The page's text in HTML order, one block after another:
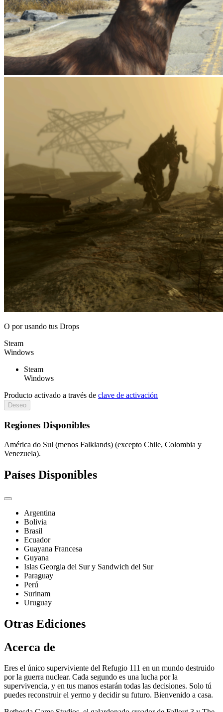
O porusando tus Drops
Steam
Windows
Steam
Windows
Producto activado a través de clave de activación
Deseo
Regiones Disponibles
América do Sul (menos Falklands) (excepto Chile, Colombia y
Venezuela).
Países Disponibles
Argentina
Bolivia
Brasil
Ecuador
Guayana Francesa
Guyana
Islas Georgia del Sur y Sandwich del Sur
Paraguay
Perú
Surinam
Uruguay
Otras Ediciones
Acerca de
Eres el único superviviente del Refugio 111 en un mundo destruido
por la guerra nuclear. Cada segundo es una lucha por la
supervivencia, y en tus manos estarán todas las decisiones. Solo tú
puedes reconstruir el yermo y decidir su futuro. Bienvenido a casa.